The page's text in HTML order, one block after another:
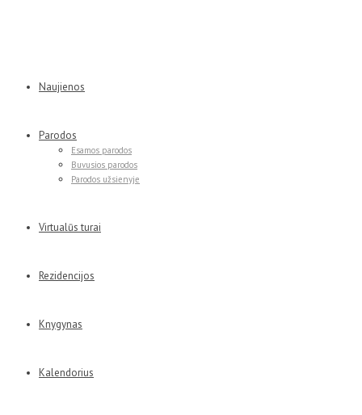
Naujienos
Parodos
Esamos parodos
Buvusios parodos
Parodos užsienyje
Virtualūs turai
Rezidencijos
Knygynas
Kalendorius